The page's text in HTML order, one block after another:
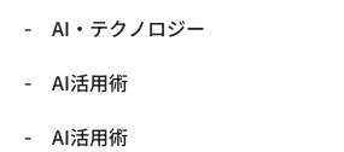
​AI・テクノロジー
​AI活用術
​AI活用術